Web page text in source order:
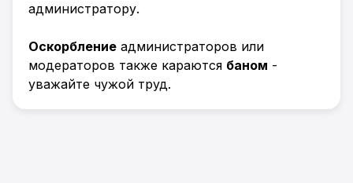
администратору.
Оскорбление администраторов или
модераторов также караются баном -
уважайте чужой труд.